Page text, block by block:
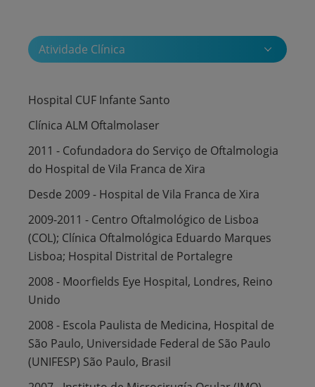
Atividade Clínica
Hospital CUF Infante Santo
Clínica ALM Oftalmolaser
2011 - Cofundadora do Serviço de Oftalmologia
do Hospital de Vila Franca de Xira
Desde 2009 - Hospital de Vila Franca de Xira
2009-2011 - Centro Oftalmológico de Lisboa
(COL); Clínica Oftalmológica Eduardo Marques
Lisboa; Hospital Distrital de Portalegre
2008 - Moorfields Eye Hospital, Londres, Reino
Unido
2008 - Escola Paulista de Medicina, Hospital de
São Paulo, Universidade Federal de São Paulo
(UNIFESP) São Paulo, Brasil